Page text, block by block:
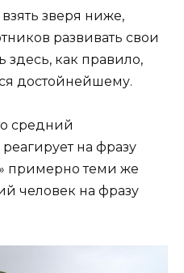
взять зверя ниже,
развивать свои
как правило,
достойнейшему.
средний
на фразу
примерно теми же
человек на фразу